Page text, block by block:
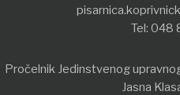
Tel: 048
Pročelnik Jedinstvenog
Jasna